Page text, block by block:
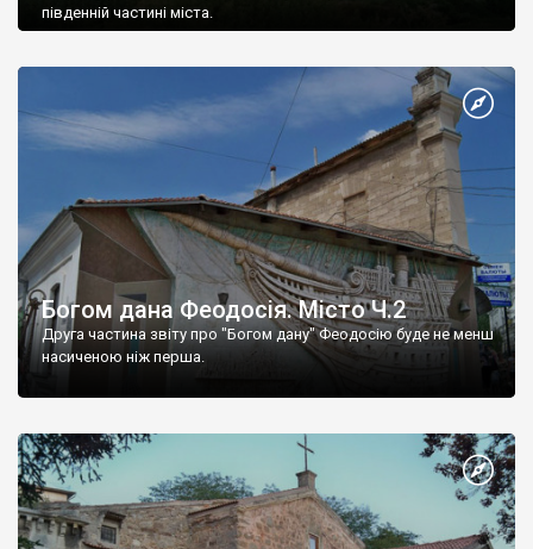
південній частині міста.
Богом дана Феодосія. Місто Ч.2
Друга частина звіту про "Богом дану" Феодосію буде не менш
насиченою ніж перша.